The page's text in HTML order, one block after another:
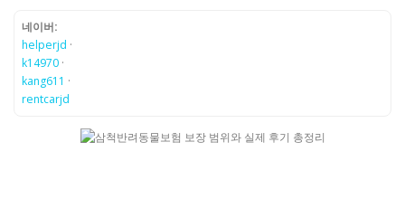
네이버:
helperjd ·
k14970 ·
kang611 ·
rentcarjd